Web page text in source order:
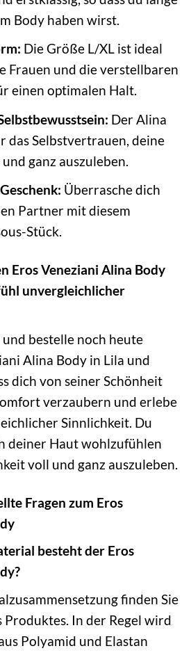
Body haben wirst.
Die Größe L/XL ist ideal
Frauen und die verstellbaren
einen optimalen Halt.
Der Alina
das Selbstvertrauen, deine
ganz auszuleben.
Überrasche dich
Partner mit diesem
Stück.
Eros Veneziani Alina Body
unvergleichlicher
bestelle noch heute
Alina Body in Lila und
dich von seiner Schönheit
verzaubern und erlebe
Sinnlichkeit. Du
deiner Haut wohlzufühlen
voll und ganz auszuleben.
Fragen zum Eros
besteht der Eros
finden Sie
Produktes. In der Regel wird
Polyamid und Elastan